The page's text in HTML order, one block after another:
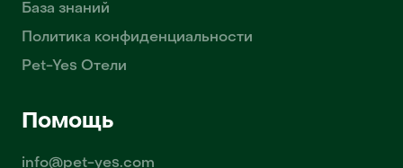
База знаний
Политика конфиденциальности
Pet-Yes Отели
Помощь
info@pet-yes.com